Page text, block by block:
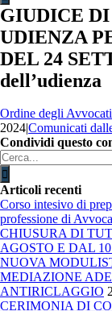
GIUDICE
UDIENZA
DEL 24
dell’udienza
Ordine degli Avvocati
2024|Comunicati
Condividi questo
Facebook
X
LinkedIn
WhatsApp
Email
Cerca
per:
Articoli recenti
Corso intesivo di
professione di
CHIUSURA DI
AGOSTO E DAL
NUOVA
MEDIAZIONE
ANTIRICLAGGIO
CERIMONIA DI